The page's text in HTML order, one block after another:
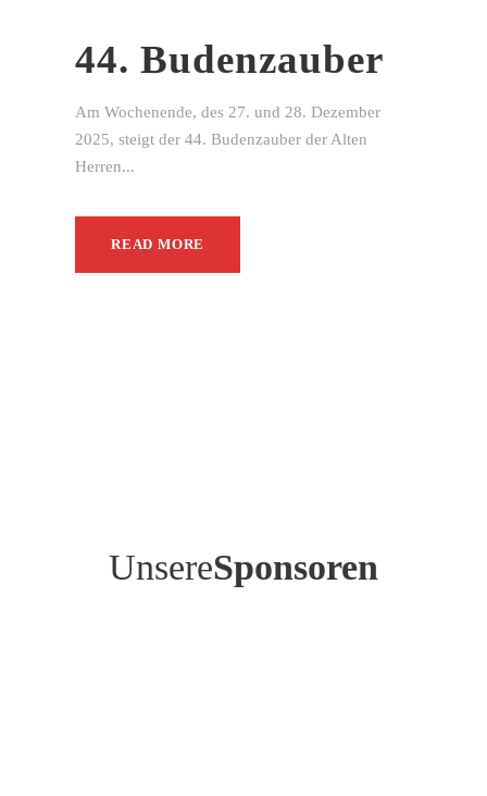
44. Budenzauber
Am Wochenende, des 27. und 28. Dezember
2025, steigt der 44. Budenzauber der Alten
Herren...
READ MORE
UnsereSponsoren